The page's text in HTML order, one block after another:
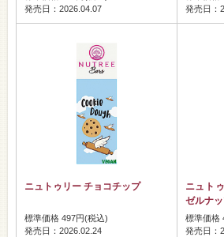
発売日：2026.04.07
発売日：
ニュトゥリー チョコチップ
標準価格 497円(税込)
発売日：2026.02.24
ニュト
ゼルナ
標準価格
発売日：